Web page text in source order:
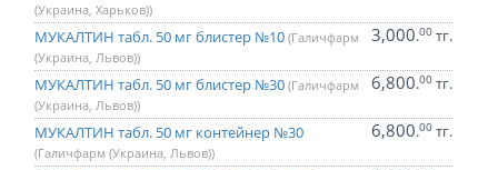
(Украина, Харьков))
МУКАЛТИН табл. 50 мг блистер №10 (Галичфарм
(Украина, Львов))
3,000.00 тг.
МУКАЛТИН табл. 50 мг блистер №30 (Галичфарм
(Украина, Львов))
6,800.00 тг.
МУКАЛТИН табл. 50 мг контейнер №30
(Галичфарм (Украина, Львов))
6,800.00 тг.